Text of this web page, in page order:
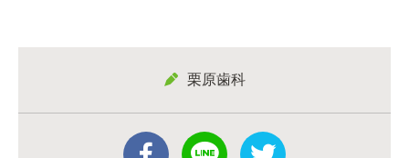
栗原歯科